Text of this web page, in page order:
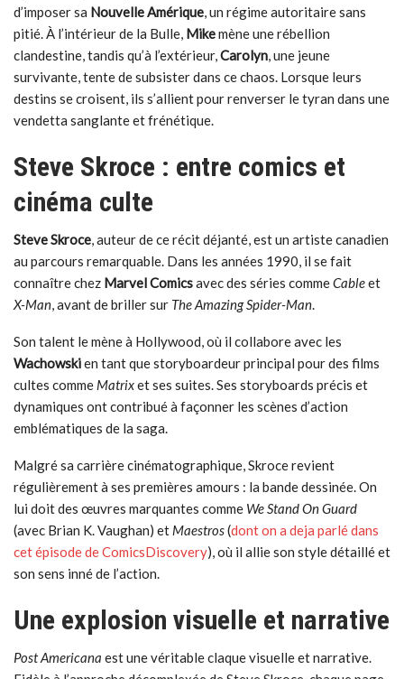
d’imposer sa Nouvelle Amérique, un régime autoritaire sans
pitié. À l’intérieur de la Bulle, Mikemène une rébellion
clandestine, tandis qu’à l’extérieur,Carolyn, une jeune
survivante, tente de subsister dans ce chaos. Lorsque leurs
destins se croisent, ils s’allient pour renverser le tyran dans une
vendetta sanglante et frénétique.
Steve Skroce : entre comics et
cinéma culte
Steve Skroce, auteur de ce récit déjanté, est un artiste canadien
au parcours remarquable. Dans les années 1990, il se fait
connaître chez Marvel Comicsavec des séries commeCableet
X-Man, avant de briller sur The Amazing Spider-Man.
Son talent le mène à Hollywood, où il collabore avec les
Wachowskien tant que storyboardeur principal pour des films
cultes comme Matrixet ses suites. Ses storyboards précis et
dynamiques ont contribué à façonner les scènes d’action
emblématiques de la saga.
Malgré sa carrière cinématographique, Skroce revient
régulièrement à ses premières amours : la bande dessinée. On
lui doit des œuvres marquantes comme We Stand On Guard
(avec Brian K. Vaughan) et Maestros(dont on a deja parlé dans
cet épisode de ComicsDiscovery), où il allie son style détaillé et
son sens inné de l’action.
Une explosion visuelle et narrative
Post Americana est une véritable claque visuelle et narrative.